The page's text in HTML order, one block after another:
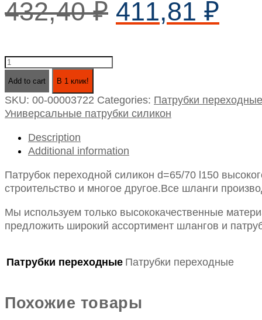
432,40₽ 411,81 ₽
Патрубок
d=65/70
l150
Add to cart В 1 клик!
SKU: 00-00003722 Categories: Патрубки переходные
Универсальные патрубки силикон
Description
Additional information
Патрубок переходной силикон d=65/70 l150
строительство и многое другое.Все шланги
Мы используем только высококачественные
предложить широкий ассортимент шлангов и
Патрубки переходные Патрубки переходные
Похожие товары